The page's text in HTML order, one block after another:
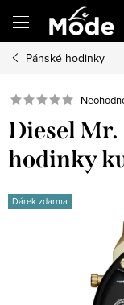
obsah
Pánské hodinky
Diesel Mr.
hodinky
Dárek zdarma